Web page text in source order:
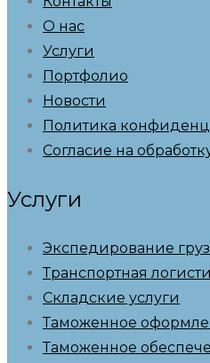
О нас
Услуги
Портфолио
Новости
Политика
Согласие на
Услуги
Экспедирование
Транспортная
Складские услуги
Таможенное
Таможенное